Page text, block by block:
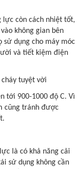
lực còn cách nhiệt tốt,
không gian bên
sử dụng cho máy móc
và tiết kiệm điện
tuyệt vời
tới 900-1000 độ C. Vì
cũng tránh được
là có khả năng cải
sử dụng không cần